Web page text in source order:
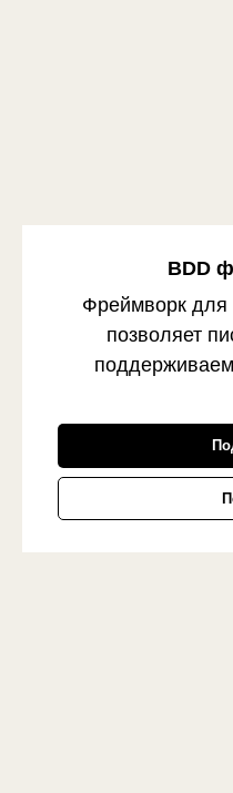
BDD
Фреймворк для
позволяет